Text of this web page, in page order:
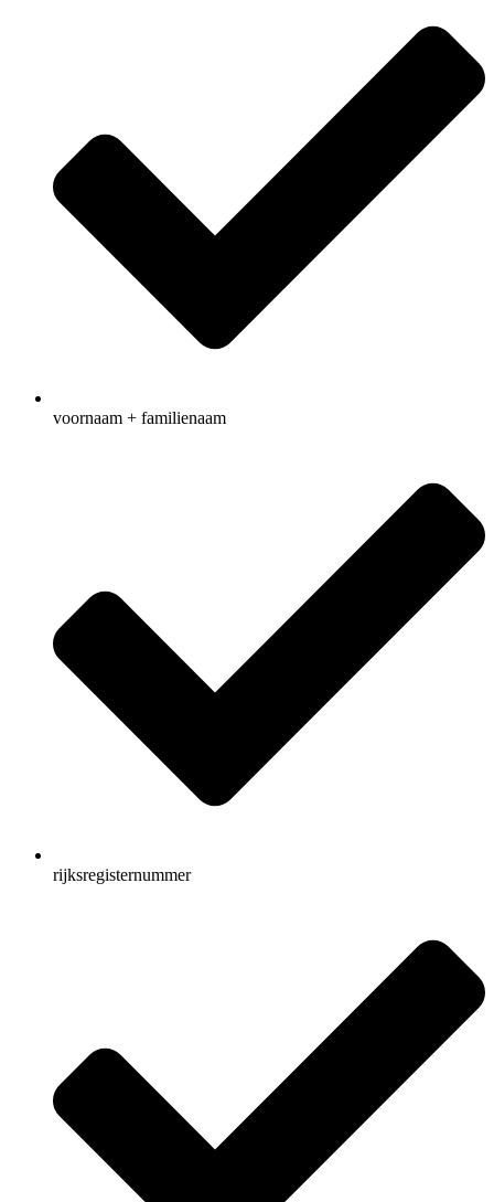
voornaam + familienaam
rijksregisternummer